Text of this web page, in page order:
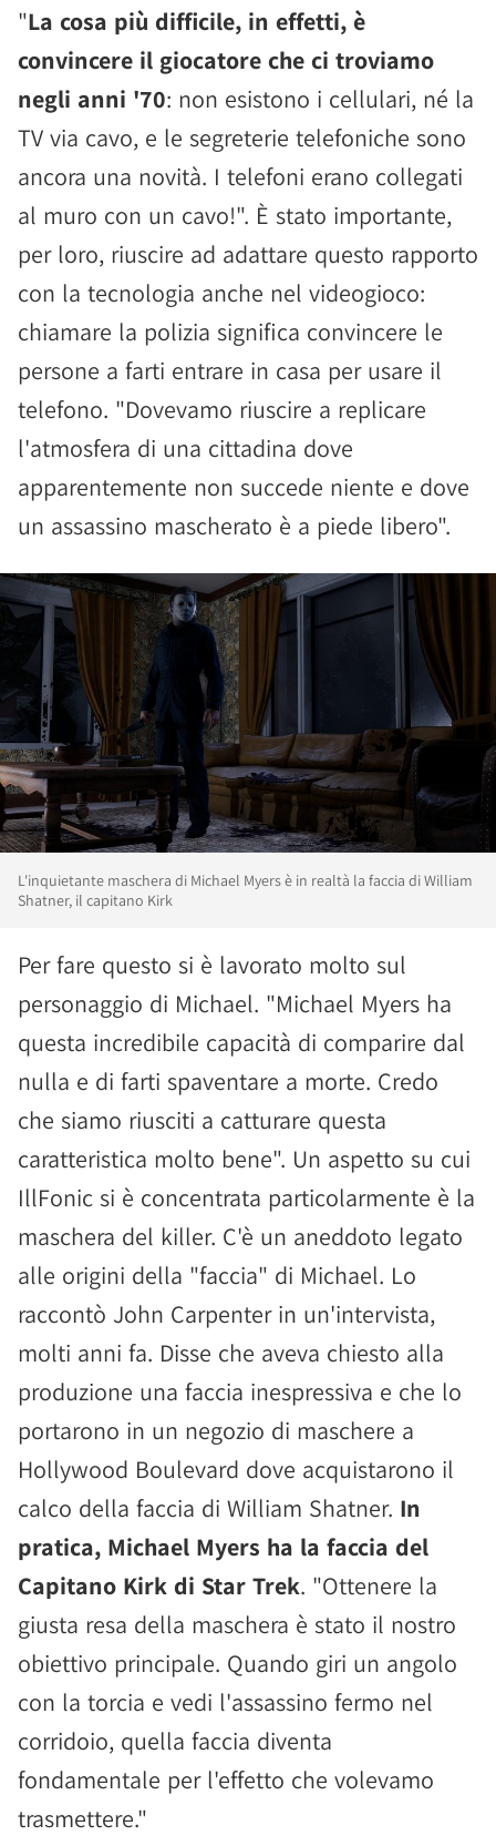
"La cosa più difficile, in effetti, è
convincere il giocatore che ci troviamo
negli anni '70: non esistono i cellulari, né la
TV via cavo, e le segreterie telefoniche sono
ancora una novità. I telefoni erano collegati
al muro con un cavo!". È stato importante,
per loro, riuscire ad adattare questo rapporto
con la tecnologia anche nel videogioco:
chiamare la polizia significa convincere le
persone a farti entrare in casa per usare il
telefono. "Dovevamo riuscire a replicare
l'atmosfera di una cittadina dove
apparentemente non succede niente e dove
un assassino mascherato è a piede libero".
L'inquietante maschera di Michael Myers è in realtà la faccia di William
Shatner, il capitano Kirk
Per fare questo si è lavorato molto sul
personaggio di Michael. "Michael Myers ha
questa incredibile capacità di comparire dal
nulla e di farti spaventare a morte. Credo
che siamo riusciti a catturare questa
caratteristica molto bene". Un aspetto su cui
IllFonic si è concentrata particolarmente è la
maschera del killer. C'è un aneddoto legato
alle origini della "faccia" di Michael. Lo
raccontò John Carpenter in un'intervista,
molti anni fa. Disse che aveva chiesto alla
produzione una faccia inespressiva e che lo
portarono in un negozio di maschere a
Hollywood Boulevard dove acquistarono il
calco della faccia di William Shatner. In
pratica, Michael Myers ha la faccia del
Capitano Kirk di Star Trek. "Ottenere la
giusta resa della maschera è stato il nostro
obiettivo principale. Quando giri un angolo
con la torcia e vedi l'assassino fermo nel
corridoio, quella faccia diventa
fondamentale per l'effetto che volevamo
trasmettere."